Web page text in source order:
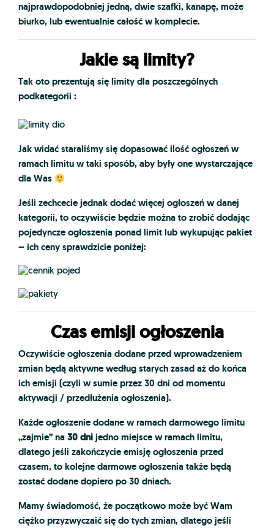
najprawdopodobniej jedną, dwie szafki, kanapę, może
biurko, lub ewentualnie całość w komplecie.
Jakie są limity?
Tak oto prezentują się limity dla poszczególnych
podkategorii :
Jak widać staraliśmy się dopasować ilość ogłoszeń w
ramach limitu w taki sposób, aby były one wystarczające
dla Was
Jeśli zechcecie jednak dodać więcej ogłoszeń w danej
kategorii, to oczywiście będzie można to zrobić dodając
pojedyncze ogłoszenia ponad limit lub wykupując pakiet
– ich ceny sprawdzicie poniżej:
Czas emisji ogłoszenia
Oczywiście ogłoszenia dodane przed wprowadzeniem
zmian będą aktywne według starych zasad aż do końca
ich emisji (czyli w sumie przez 30 dni od momentu
aktywacji / przedłużenia ogłoszenia).
Każde ogłoszenie dodane w ramach darmowego limitu
„zajmie” na 30 dni jedno miejsce w ramach limitu,
dlatego jeśli zakończycie emisję ogłoszenia przed
czasem, to kolejne darmowe ogłoszenia także będą
zostać dodane dopiero po 30 dniach.
Mamy świadomość, że początkowo może być Wam
ciężko przyzwyczaić się do tych zmian, dlatego jeśli